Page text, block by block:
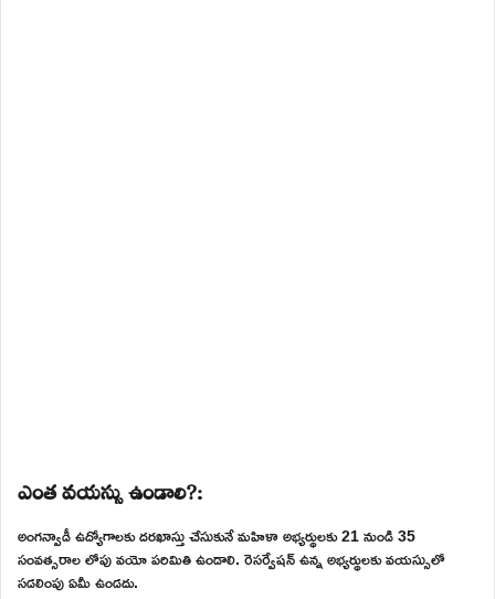
ఎంత వయస్సు ఉండాలి?:
అంగన్వాడీ ఉద్యోగాలకు దరఖాస్తు చేసుకునే మహిళా అభ్యర్థులకు 21 నుండి 35
సంవత్సరాల లోపు వయో పరిమితి ఉండాలి. రెసర్వేషన్ ఉన్న అభ్యర్థులకు వయస్సులో
సడలింపు ఏమీ ఉండదు.